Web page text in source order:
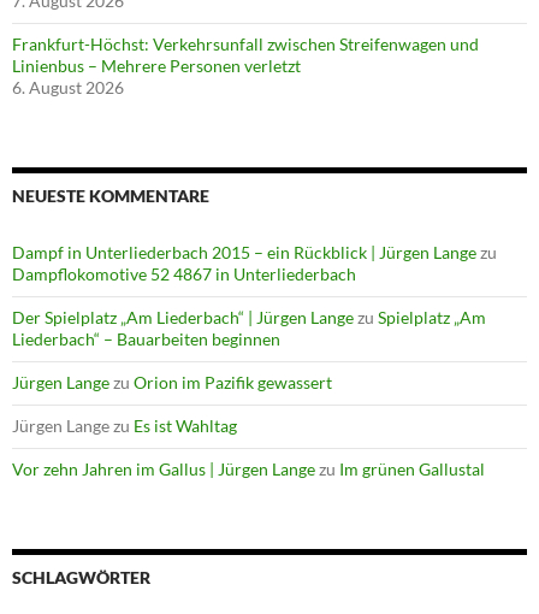
Frankfurt-Höchst: Verkehrsunfall zwischen Streifenwagen und
Linienbus – Mehrere Personen verletzt
6. August 2026
NEUESTE KOMMENTARE
Dampf in Unterliederbach 2015 – ein Rückblick | Jürgen Langezu
Dampflokomotive 52 4867 in Unterliederbach
Der Spielplatz „Am Liederbach“ | Jürgen Langezu Spielplatz „Am
Liederbach“ – Bauarbeiten beginnen
Jürgen Langezu Orion im Pazifik gewassert
Jürgen Langezu Es ist Wahltag
Vor zehn Jahren im Gallus | Jürgen Langezu Im grünen Gallustal
SCHLAGWÖRTER